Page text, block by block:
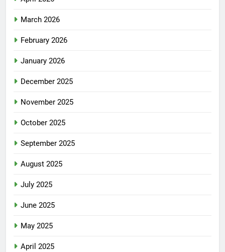
March 2026
February 2026
January 2026
December 2025
November 2025
October 2025
September 2025
August 2025
July 2025
June 2025
May 2025
April 2025